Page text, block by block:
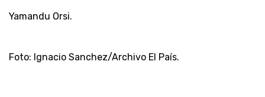
Yamandu Orsi.
Foto: Ignacio Sanchez/Archivo El País.